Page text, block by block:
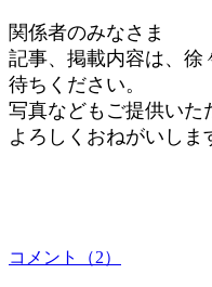
関係者のみなさま
記事、掲載内容は、徐
待ちください。
写真などもご提供いた
よろしくおねがいしま
コメント（2）